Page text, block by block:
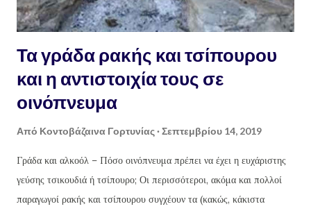
Τα γράδα ρακής και τσίπουρου
και η αντιστοιχία τους σε
οινόπνευμα
Από Κοντοβάζαινα Γορτυνίας Σεπτεμβρίου 14, 2019
Γράδα και αλκοόλ – Πόσο οινόπνευμα πρέπει να έχει η ευχάριστης
γεύσης τσικουδιά ή τσίπουρο; Οι περισσότεροι, ακόμα και πολλοί
παραγωγοί ρακής και τσίπουρου συγχέουν τα (κακώς, κάκιστα